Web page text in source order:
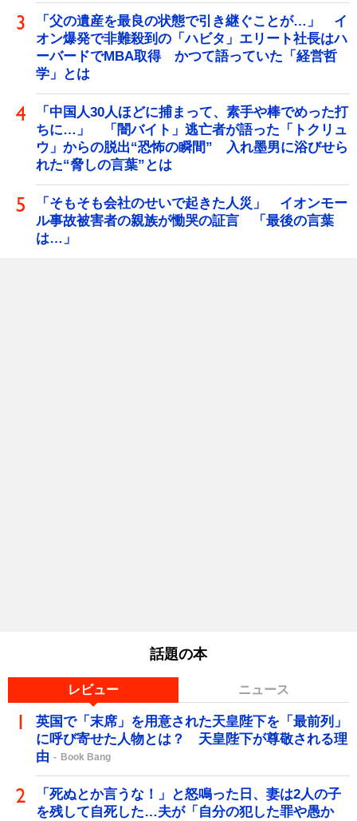
「父の遺産を最良の状態で引き継ぐことが…」 イ
オン爆発で非難殺到の「ハビタ」エリート社長はハ
ーバードでMBA取得 かつて語っていた「経営哲
学」とは
「中国人30人ほどに捕まって、素手や棒でめった打
ちに…」 「闇バイト」逃亡者が語った「トクリュ
ウ」からの脱出“恐怖の瞬間” 入れ墨男に浴びせら
れた“脅しの言葉”とは
「そもそも会社のせいで起きた人災」 イオンモー
ル事故被害者の親族が慟哭の証言 「最後の言葉
は…」
話題の本
レビュー ニュース
英国で「末席」を用意された天皇陛下を「最前列」
に呼び寄せた人物とは？ 天皇陛下が尊敬される理
由
Book Bang
「死ぬとか言うな！」と怒鳴った日、妻は2人の子
を残して自死した…夫が「自分の犯した罪や愚か